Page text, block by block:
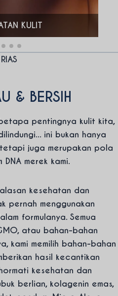
KULIT
& BERSIH
pentingnya kulit kita,
ini bukan hanya
juga merupakan pola
merek kami.
kesehatan dan
pernah menggunakan
formulanya. Semua
atau bahan-bahan
kami memilih bahan-bahan
hasil kecantikan
kesehatan dan
berlian, kolagenin emas,